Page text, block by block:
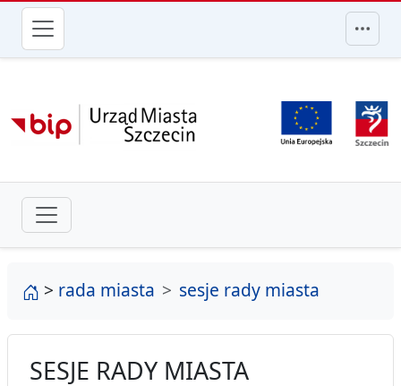
przejdź do głównego menu
strona główna
> rada miasta sesje rady miasta
SESJE RADY MIASTA